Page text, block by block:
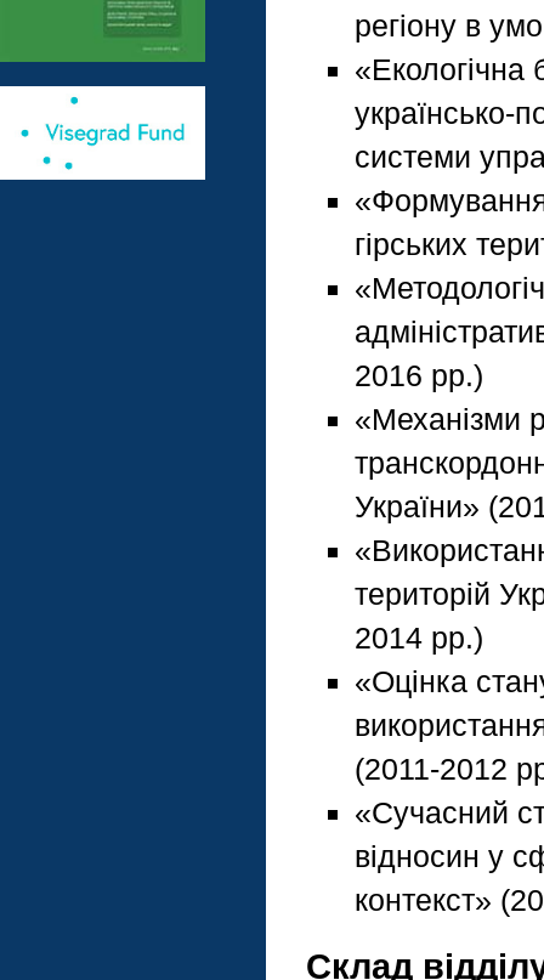
регіону в
«Екологічна
українсько-
системи
«Формування
гірських
2016 рр.)
«Механізми
України»
територій
2014 рр.)
«Оцінка
(2011-2012
«Сучасний
відносин у
контекст»
Склад